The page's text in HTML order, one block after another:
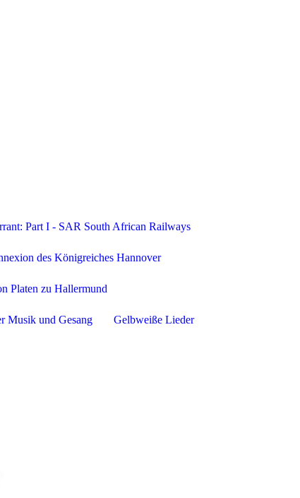
Part I - SAR South African Railways
des Königreiches Hannover
Platen zu Hallermund
Musik und Gesang Gelbweiße Lieder